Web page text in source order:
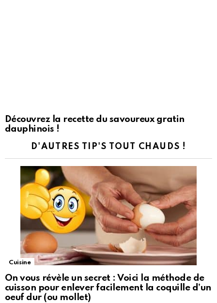
Découvrez la recette du savoureux gratin
dauphinois !
D'AUTRES TIP'S TOUT CHAUDS !
Cuisine
On vous révèle un secret : Voici la méthode de
cuisson pour enlever facilement la coquille d’un
oeuf dur (ou mollet)